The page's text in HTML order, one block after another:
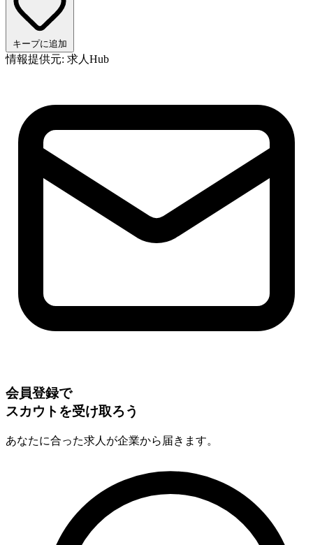
キープに追加
情報提供元: 求人Hub
会員登録で
スカウトを受け取ろう
あなたに合った求人が企業から届きます。